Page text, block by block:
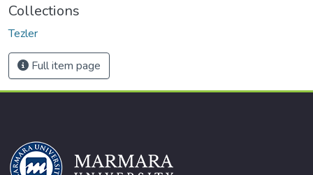
Collections
Tezler
Full item page